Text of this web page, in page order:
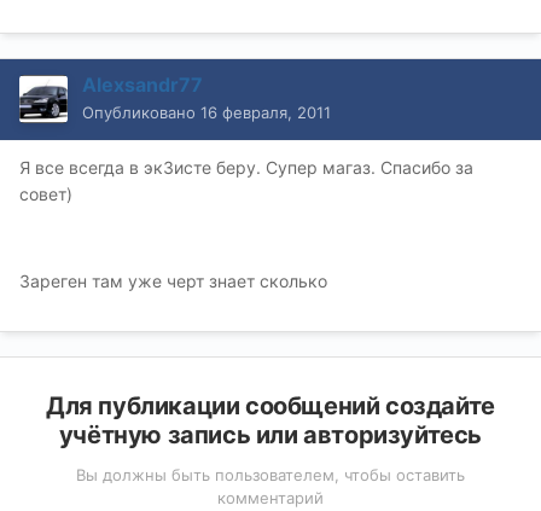
Alexsandr77
Опубликовано 16 февраля, 2011
Я все всегда в экЗисте беру. Супер магаз. Спасибо за
совет)
Зареген там уже черт знает сколько
Для публикации сообщений создайте
учётную запись или авторизуйтесь
Вы должны быть пользователем, чтобы оставить
комментарий